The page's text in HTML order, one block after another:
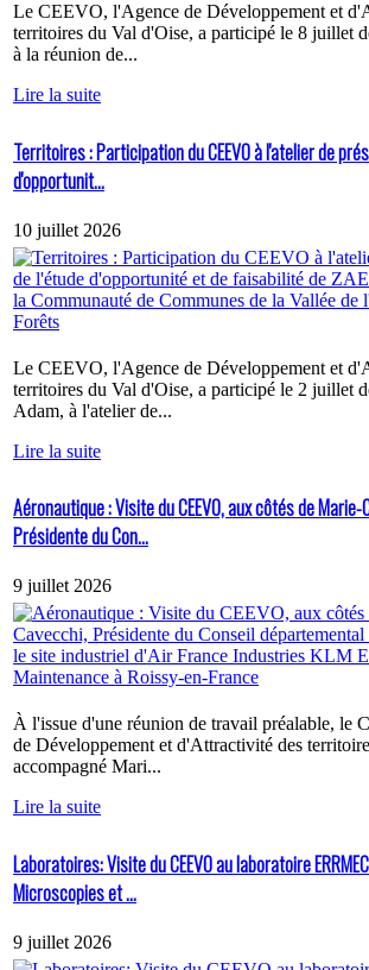
Le CEEVO, l'Agence de Développement et
territoires du Val d'Oise, a participé le 8 juillet
à la réunion de...
Lire la suite
Territoires : Participation du CEEVO à l'atelier de
d'opportunit...
10 juillet 2026
Le CEEVO, l'Agence de Développement et
territoires du Val d'Oise, a participé le 2 juillet
Adam, à l'atelier de...
Lire la suite
Aéronautique : Visite du CEEVO, aux côtés de
Présidente du Con...
9 juillet 2026
À l'issue d'une réunion de travail préalable, le
de Développement et d'Attractivité des
accompagné Mari...
Lire la suite
Laboratoires: Visite du CEEVO au laboratoire
Microscopies et ...
9 juillet 2026